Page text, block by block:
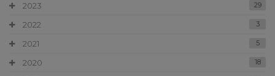
2023 29
2022 3
2021 5
2020 18